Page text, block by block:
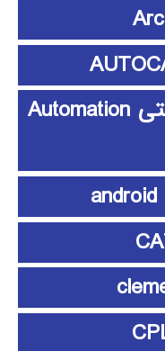
آموزش اتوماسیون صنعتی Automation